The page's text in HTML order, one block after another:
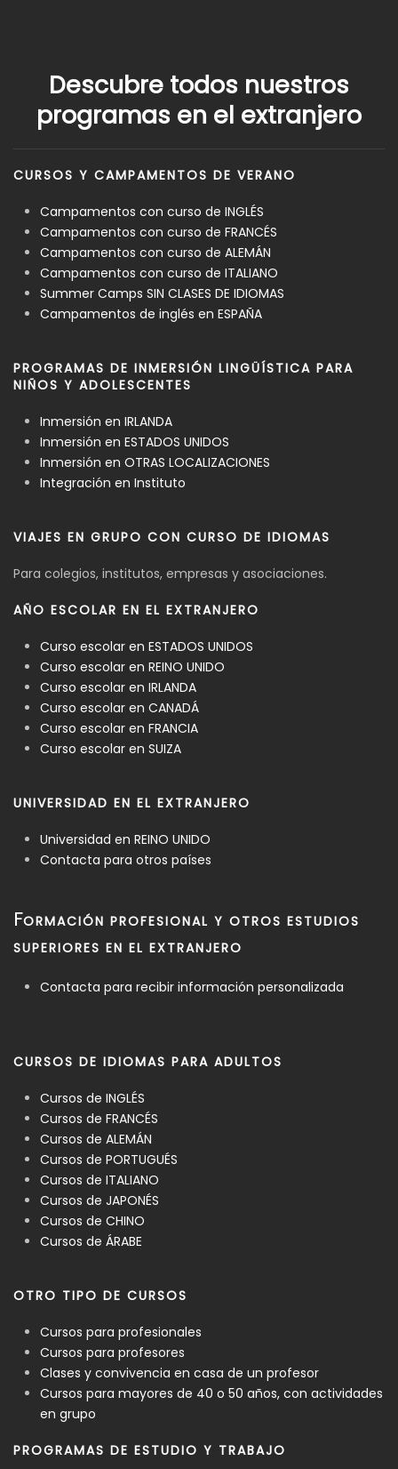
Descubre todos nuestros
programas en el extranjero
CURSOS Y CAMPAMENTOS DE VERANO
Campamentos con curso de INGLÉS
Campamentos con curso de FRANCÉS
Campamentos con curso de ALEMÁN
Campamentos con curso de ITALIANO
Summer Camps SIN CLASES DE IDIOMAS
Campamentos de inglés en ESPAÑA
PROGRAMAS DE INMERSIÓN LINGÜÍSTICA PARA
NIÑOS Y ADOLESCENTES
Inmersión en IRLANDA
Inmersión en ESTADOS UNIDOS
Inmersión en OTRAS LOCALIZACIONES
Integración en Instituto
VIAJES EN GRUPO CON CURSO DE IDIOMAS
Para colegios, institutos, empresas y asociaciones.
AÑO ESCOLAR EN EL EXTRANJERO
Curso escolar en ESTADOS UNIDOS
Curso escolar en REINO UNIDO
Curso escolar en IRLANDA
Curso escolar en CANADÁ
Curso escolar en FRANCIA
Curso escolar en SUIZA
UNIVERSIDAD EN EL EXTRANJERO
Universidad en REINO UNIDO
Contacta para otros países
FORMACIÓN PROFESIONAL Y OTROS ESTUDIOS
SUPERIORES EN EL EXTRANJERO
Contacta para recibir información personalizada
CURSOS DE IDIOMAS PARA ADULTOS
Cursos de INGLÉS
Cursos de FRANCÉS
Cursos de ALEMÁN
Cursos de PORTUGUÉS
Cursos de ITALIANO
Cursos de JAPONÉS
Cursos de CHINO
Cursos de ÁRABE
OTRO TIPO DE CURSOS
Cursos para profesionales
Cursos para profesores
Clases y convivencia en casa de un profesor
Cursos para mayores de 40 o 50 años, con actividades
en grupo
PROGRAMAS DE ESTUDIO Y TRABAJO